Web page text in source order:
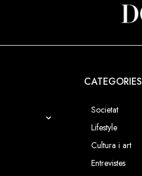
CATEGORIES
Societat
Lifestyle
Cultura i art
Entrevistes